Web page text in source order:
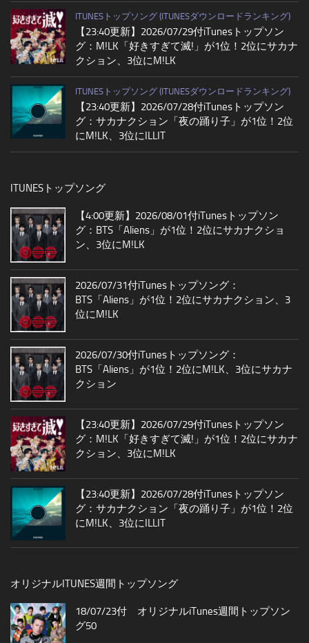
ITUNESトップソング (ITUNESダウンロードランキング)
【23:40更新】2026/07/29付iTunesトップソン
グ：M!LK「好きすぎて滅!」が1位！2位にサカナ
クション、3位にM!LK
ITUNESトップソング (ITUNESダウンロードランキング)
【23:40更新】2026/07/28付iTunesトップソン
グ：サカナクション「夜の踊り子」が1位！2位
にM!LK、3位にILLIT
ITUNESトップソング
【4:00更新】2026/08/01付iTunesトップソン
グ：BTS「Aliens」が1位！2位にサカナクショ
ン、3位にM!LK
2026/07/31付iTunesトップソング：
BTS「Aliens」が1位！2位にサカナクション、3
位にM!LK
2026/07/30付iTunesトップソング：
BTS「Aliens」が1位！2位にM!LK、3位にサカナ
クション
【23:40更新】2026/07/29付iTunesトップソン
グ：M!LK「好きすぎて滅!」が1位！2位にサカナ
クション、3位にM!LK
【23:40更新】2026/07/28付iTunesトップソン
グ：サカナクション「夜の踊り子」が1位！2位
にM!LK、3位にILLIT
オリジナルITUNES週間トップソング
18/07/23付 オリジナルiTunes週間トップソン
グ50